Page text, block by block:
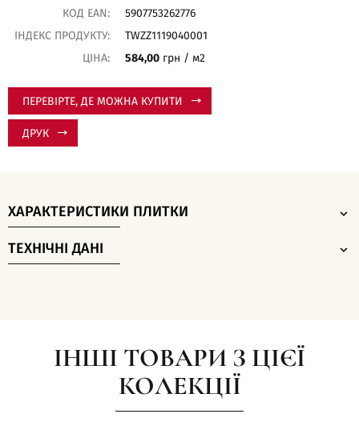
КОД EAN:
5907753262776
ІНДЕКС ПРОДУКТУ:
TWZZ1119040001
ЦІНА:
584,00 грн / м2
ПЕРЕВІРТЕ, ДЕ МОЖНА КУПИТИ
ДРУК
ХАРАКТЕРИСТИКИ ПЛИТКИ
ТЕХНІЧНІ ДАНІ
ІНШІ ТОВАРИ З ЦІЄЇ
КОЛЕКЦІЇ